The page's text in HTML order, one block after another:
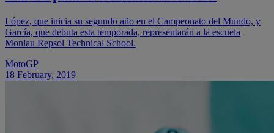
López, que inicia su segundo año en el Campeonato del Mundo, y
García, que debuta esta temporada, representarán a la escuela
Monlau Repsol Technical School.
MotoGP
18 February, 2019